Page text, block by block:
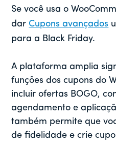
Se você usa o
dar Cupons avançados
para a Black Friday.
A plataforma amplia
funções dos cupons do
incluir ofertas BOGO,
agendamento e
também permite que
de fidelidade e crie